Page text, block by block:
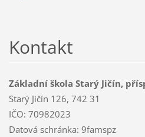
Kontakt
Základní škola Starý Jičín,
Starý Jičín 126, 742 31
IČO: 70982023
Datová schránka: 9famspz